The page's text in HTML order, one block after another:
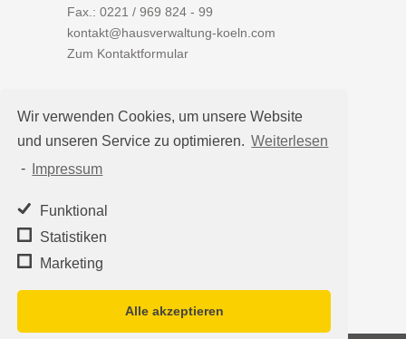
Wir verwenden Cookies, um unsere Website
und unseren Service zu optimieren. Weiterlesen
-
Impressum
Funktional
Statistiken
Marketing
Alle akzeptieren
Fax.: 0221 / 969 824 - 99
kontakt@hausverwaltung-koeln.com
Zum Kontaktformular
Auf einen Blick
Hausverwaltung Köln
Immobilienverwaltung Köln
WEG-Verwaltung
Mietverwaltung
Team